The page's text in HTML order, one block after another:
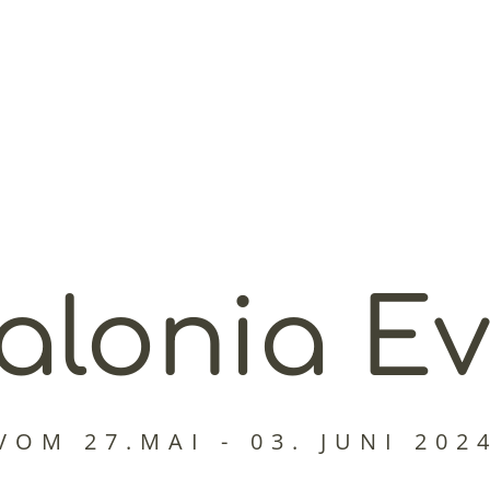
27.MAI - 03. JUNI 2024